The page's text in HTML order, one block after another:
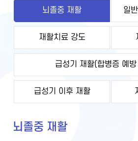
뇌졸중 재활 일
재활치료 강도
급성기 재활(합병증 예
급성기 이후 재활
뇌졸중 재활